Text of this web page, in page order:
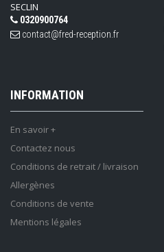
SECLIN
0320900764
contact@fred-reception.fr
INFORMATION
En savoir +
Contactez nous
Conditions de retrait / livraison
Allergènes
Conditions de vente
Mentions légales